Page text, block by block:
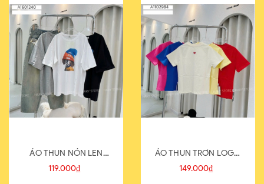
ÁO THUN NÓN LEN
821-1
119.000₫
ÁO THUN TRƠN LOGO
SAU
149.000₫